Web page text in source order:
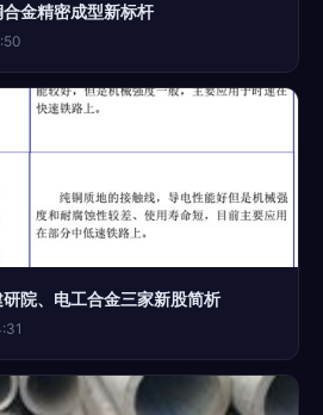
金精密成型新标杆
院、电工合金三家新股简析